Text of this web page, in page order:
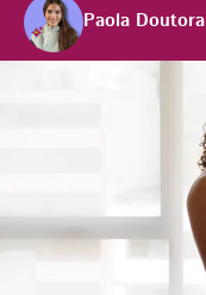
Paola Doutora